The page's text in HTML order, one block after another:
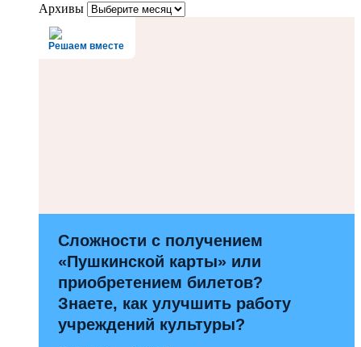
Архивы
Решаем вместе
Сложности с получением
«Пушкинской карты» или
приобретением билетов?
Знаете, как улучшить работу
учреждений культуры?